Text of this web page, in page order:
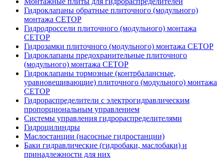
Гидроклапаны обратные плиточного (модульного)
монтажа CETOP
Гидродроссели плиточного (модульного) монтажа
CETOP
Гидрозамки плиточного (модульного) монтажа CETOP
Гидроклапаны предохранительные плиточного
(модульного) монтажа CETOP
Гидроклапаны тормозные (контрбалансные,
уравновешивающие) плиточного (модульного) монтажа
CETOP
Гидрораспределители с электрогидравлическим
пропорциональным управлением
Системы управления гидрораспределителями
Гидроцилиндры
Маслостанции (насосные гидростанции)
Баки гидравлические (гидробаки, маслобаки) и
принадлежности для них